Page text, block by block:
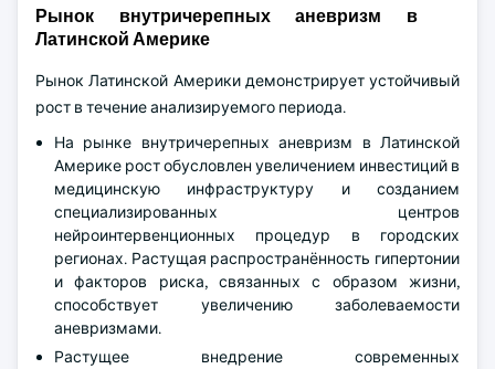
Рынок внутричерепных аневризм в
Латинской Америке
Рынок Латинской Америки демонстрирует устойчивый
рост в течение анализируемого периода.
На рынке внутричерепных аневризм в Латинской
Америке рост обусловлен увеличением инвестиций в
медицинскую инфраструктуру и созданием
специализированных центров
нейроинтервенционных процедур в городских
регионах. Растущая распространённость гипертонии
и факторов риска, связанных с образом жизни,
способствует увеличению заболеваемости
аневризмами.
Растущее внедрение современных